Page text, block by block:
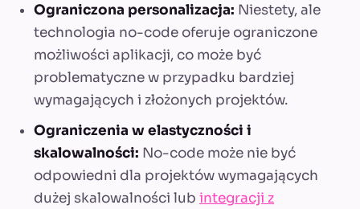
Ograniczona personalizacja: Niestety, ale
technologia no-code oferuje ograniczone
możliwości aplikacji, co może być
problematyczne w przypadku bardziej
wymagających i złożonych projektów.
Ograniczenia w elastyczności i
skalowalności: No-code może nie być
odpowiedni dla projektów wymagających
dużej skalowalności lub integracji z